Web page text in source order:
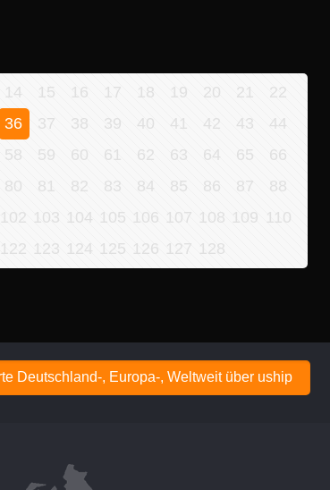
14 15 16 17 18 19 20 21
22
36 37 38 39 40 41 42 43
44
58 59 60 61 62 63 64 65
66
80 81 82 83 84 85 86 87
88
102 103 104 105 106 107 108 109 110
122 123 124 125 126 127 128
Deutschland-, Europa-, Weltweit über uship